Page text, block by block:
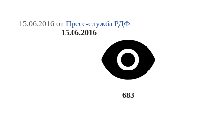
15.06.2016 от Пресс-служба РДФ
15.06.2016
683